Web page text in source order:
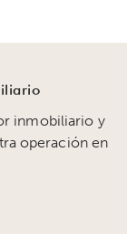
inmobiliario y
operación en